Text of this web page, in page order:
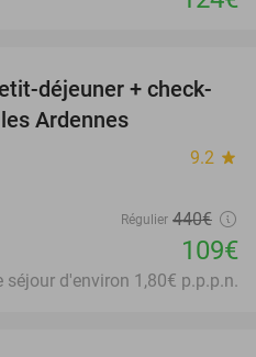
75%
déjeuner + check-
Ardennes
9.2 star
Régulier 440€
109€
séjour d'environ 1,80€ p.p.p.n.